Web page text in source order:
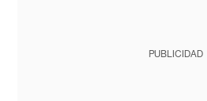
PUBLICIDAD